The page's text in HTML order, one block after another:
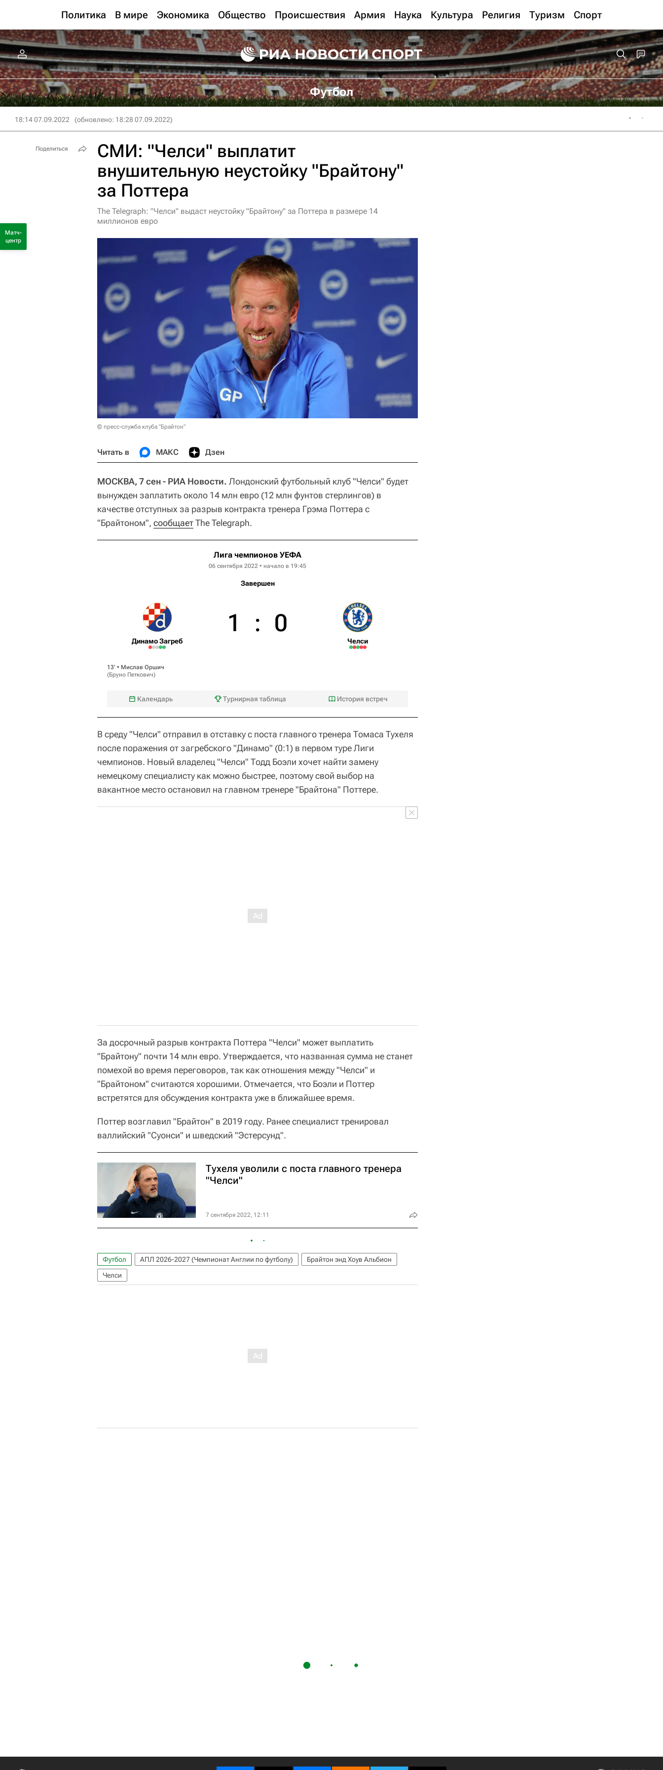
Политика В мире Экономика Общество Происшествия Армия Наука Культура Религия Туризм Спорт
Футбол
18:14 07.09.2022 (обновлено: 18:28 07.09.2022)
СМИ: "Челси" выплатит
внушительную неустойку "Брайтону"
за Поттера
The Telegraph: "Челси" выдаст неустойку "Брайтону" за Поттера в размере 14
миллионов евро
© пресс-служба клуба "Брайтон"
Читать в МАКС Дзен
МОСКВА, 7 сен - РИА Новости. Лондонский футбольный клуб "Челси" будет
вынужден заплатить около 14 млн евро (12 млн фунтов стерлингов) в
качестве отступных за разрыв контракта тренера Грэма Поттера с
"Брайтоном", сообщаетThe Telegraph.
Лига чемпионов УЕФА
06 сентября 2022 • начало в 19:45
Завершен
Динамо Загреб
1 : 0
Челси
13‎’‎ • Мислав Оршич
(Бруно Петкович)
Календарь Турнирная таблица История встреч
В среду "Челси" отправил в отставку с поста главного тренера Томаса Тухеля
после поражения от загребского "Динамо" (0:1) в первом туре Лиги
чемпионов. Новый владелец "Челси" Тодд Боэли хочет найти замену
немецкому специалисту как можно быстрее, поэтому свой выбор на
вакантное место остановил на главном тренере "Брайтона" Поттере.
За досрочный разрыв контракта Поттера "Челси" может выплатить
"Брайтону" почти 14 млн евро. Утверждается, что названная сумма не станет
помехой во время переговоров, так как отношения между "Челси" и
"Брайтоном" считаются хорошими. Отмечается, что Боэли и Поттер
встретятся для обсуждения контракта уже в ближайшее время.
Поттер возглавил "Брайтон" в 2019 году. Ранее специалист тренировал
валлийский "Суонси" и шведский "Эстерсунд".
Тухеля уволили с поста главного тренера
"Челси"
7 сентября 2022, 12:11
Футбол АПЛ 2026-2027 (Чемпионат Англии по футболу)
Брайтон энд Хоув Альбион
Челси
Поделиться
Матч-
центр